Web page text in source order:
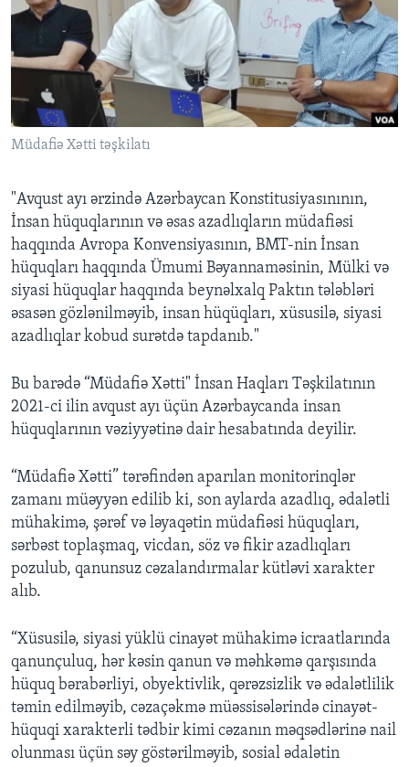
BIZI IZLƏYIN
Dillər
Müdafiə Xətti təşkilatı
"Avqust ayı ərzində Azərbaycan Konstitusiyasınının,
İnsan hüquqlarının və əsas azadlıqların müdafiəsi
haqqında Avropa Konvensiyasının, BMT-nin İnsan
hüquqları haqqında Ümumi Bəyannaməsinin, Mülki və
siyasi hüquqlar haqqında beynəlxalq Paktın tələbləri
əsasən gözlənilməyib, insan hüqüqları, xüsusilə, siyasi
azadlıqlar kobud surətdə tapdanıb."
Bu barədə “Müdafiə Xətti" İnsan Haqları Təşkilatının
2021-ci ilin avqust ayı üçün Azərbaycanda insan
hüquqlarının vəziyyətinə dair hesabatında deyilir.
“Müdafiə Xətti” tərəfindən aparılan monitorinqlər
zamanı müəyyən edilib ki, son aylarda azadlıq, ədalətli
mühakimə, şərəf və ləyaqətin müdafiəsi hüquqları,
sərbəst toplaşmaq, vicdan, söz və fikir azadlıqları
pozulub, qanunsuz cəzalandırmalar kütləvi xarakter
alıb.
“Xüsusilə, siyasi yüklü cinayət mühakimə icraatlarında
qanunçuluq, hər kəsin qanun və məhkəmə qarşısında
hüquq bərabərliyi, obyektivlik, qərəzsizlik və ədalətlilik
təmin edilməyib, cəzaçəkmə müəssisələrində cinayət-
hüquqi xarakterli tədbir kimi cəzanın məqsədlərinə nail
olunması üçün səy göstərilməyib, sosial ədalətin